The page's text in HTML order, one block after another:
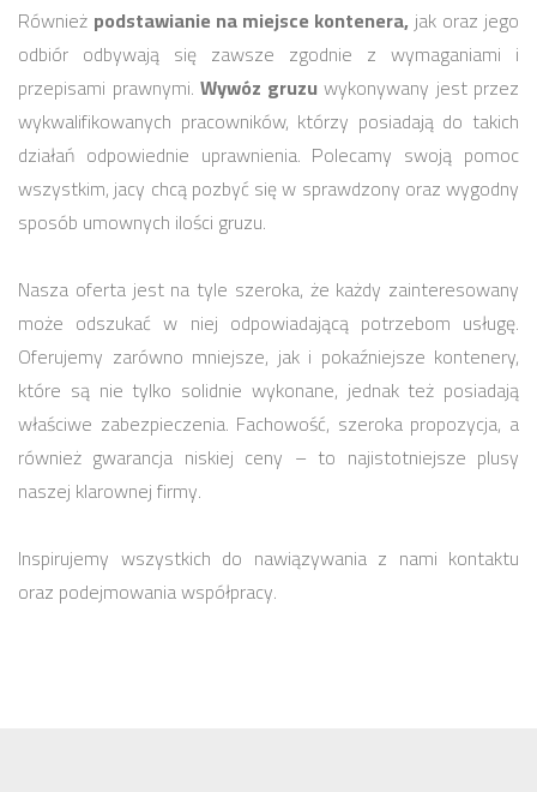
Również podstawianie na miejsce kontenera,jak oraz jego
odbiór odbywają się zawsze zgodnie z wymaganiami i
przepisami prawnymi. Wywóz gruzu wykonywany jest przez
wykwalifikowanych pracowników, którzy posiadają do takich
działań odpowiednie uprawnienia. Polecamy swoją pomoc
wszystkim, jacy chcą pozbyć się w sprawdzony oraz wygodny
sposób umownych ilości gruzu.
Nasza oferta jest na tyle szeroka, że każdy zainteresowany
może odszukać w niej odpowiadającą potrzebom usługę.
Oferujemy zarówno mniejsze, jak i pokaźniejsze kontenery,
które są nie tylko solidnie wykonane, jednak też posiadają
właściwe zabezpieczenia. Fachowość, szeroka propozycja, a
również gwarancja niskiej ceny – to najistotniejsze plusy
naszej klarownej firmy.
Inspirujemy wszystkich do nawiązywania z nami kontaktu
oraz podejmowania współpracy.